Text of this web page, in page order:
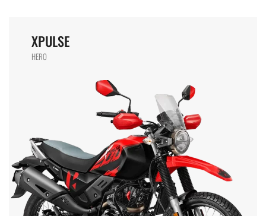
XPULSE
HERO